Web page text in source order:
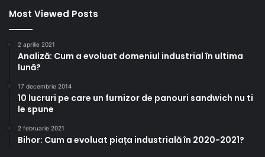
Most Viewed Posts
2 aprilie 2021
Analiză: Cum a evoluat domeniul industrial în ultima
lună?
17 decembrie 2014
10 lucruri pe care un furnizor de panouri sandwich nu ti
le spune
2 februarie 2021
Bihor: Cum a evoluat piața industrială în 2020-2021?